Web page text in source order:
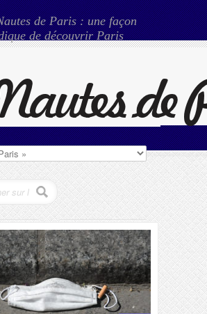
de Paris : une façon
de découvrir Paris